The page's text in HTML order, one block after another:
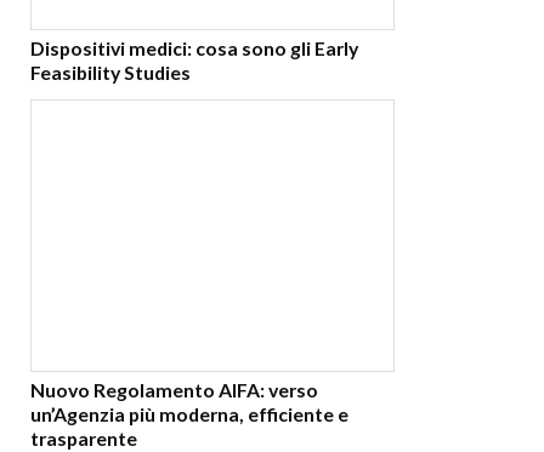
Dispositivi medici: cosa sono gli Early
Feasibility Studies
Nuovo Regolamento AIFA: verso
un’Agenzia più moderna, efficiente e
trasparente